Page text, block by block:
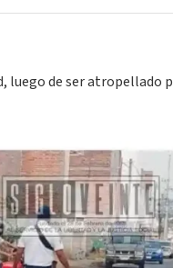
luego de ser atropellado